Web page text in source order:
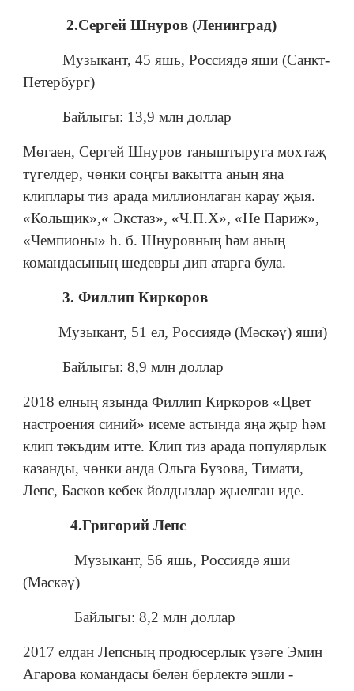
2.Сергей Шнуров (Ленинград)
Музыкант, 45 яшь, Россиядә яши (Санкт-
Петербург)
Байлыгы: 13,9 млн доллар
Мөгаен, Сергей Шнуров таныштыруга мохтаҗ
түгелдер, чөнки соңгы вакытта аның яңа
клиплары тиз арада миллионлаган карау җыя.
«Кольщик»,« Экстаз», «Ч.П.Х», «Не Париж»,
«Чемпионы» һ. б. Шнуровның һәм аның
командасының шедевры дип атарга була.
3. Филлип Киркоров
Музыкант, 51 ел, Россиядә (Мәскәү) яши)
Байлыгы: 8,9 млн доллар
2018 елның язында Филлип Киркоров «Цвет
настроения синий» исеме астында яңа җыр һәм
клип тәкъдим итте. Клип тиз арада популярлык
казанды, чөнки анда Ольга Бузова, Тимати,
Лепс, Басков кебек йолдызлар җыелган иде.
4.Григорий Лепс
Музыкант, 56 яшь, Россиядә яши
(Мәскәү)
Байлыгы: 8,2 млн доллар
2017 елдан Лепсның продюсерлык үзәге Эмин
Агарова командасы белән берлектә эшли -